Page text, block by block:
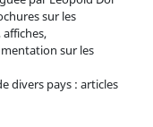
sur les
sur les
divers pays : articles